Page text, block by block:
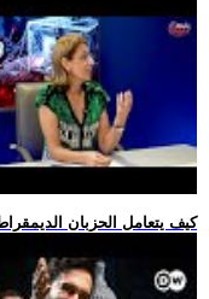
.. كيف يتعامل الحزبان